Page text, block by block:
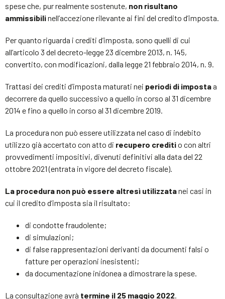
spese che, pur realmente sostenute, non risultano
ammissibilinell’accezione rilevante ai fini del credito d’imposta.
Per quanto riguarda i crediti d’imposta, sono quelli di cui
all’articolo 3 del decreto-legge 23 dicembre 2013, n. 145,
convertito, con modificazioni, dalla legge 21 febbraio 2014, n. 9.
Trattasi dei crediti d’imposta maturati nei periodi di impostaa
decorrere da quello successivo a quello in corso al 31 dicembre
2014 e fino a quello in corso al 31 dicembre 2019.
La procedura non può essere utilizzata nel caso di indebito
utilizzo già accertato con atto di recupero creditio con altri
provvedimenti impositivi, divenuti definitivi alla data del 22
ottobre 2021 (entrata in vigore del decreto fiscale).
La procedura non può essere altresì utilizzatanei casi in
cui il credito d’imposta sia il risultato:
di condotte fraudolente;
di simulazioni;
di false rappresentazioni derivanti da documenti falsi o
fatture per operazioni inesistenti;
da documentazione inidonea a dimostrare la spese.
La consultazione avrà termine il 25 maggio 2022.